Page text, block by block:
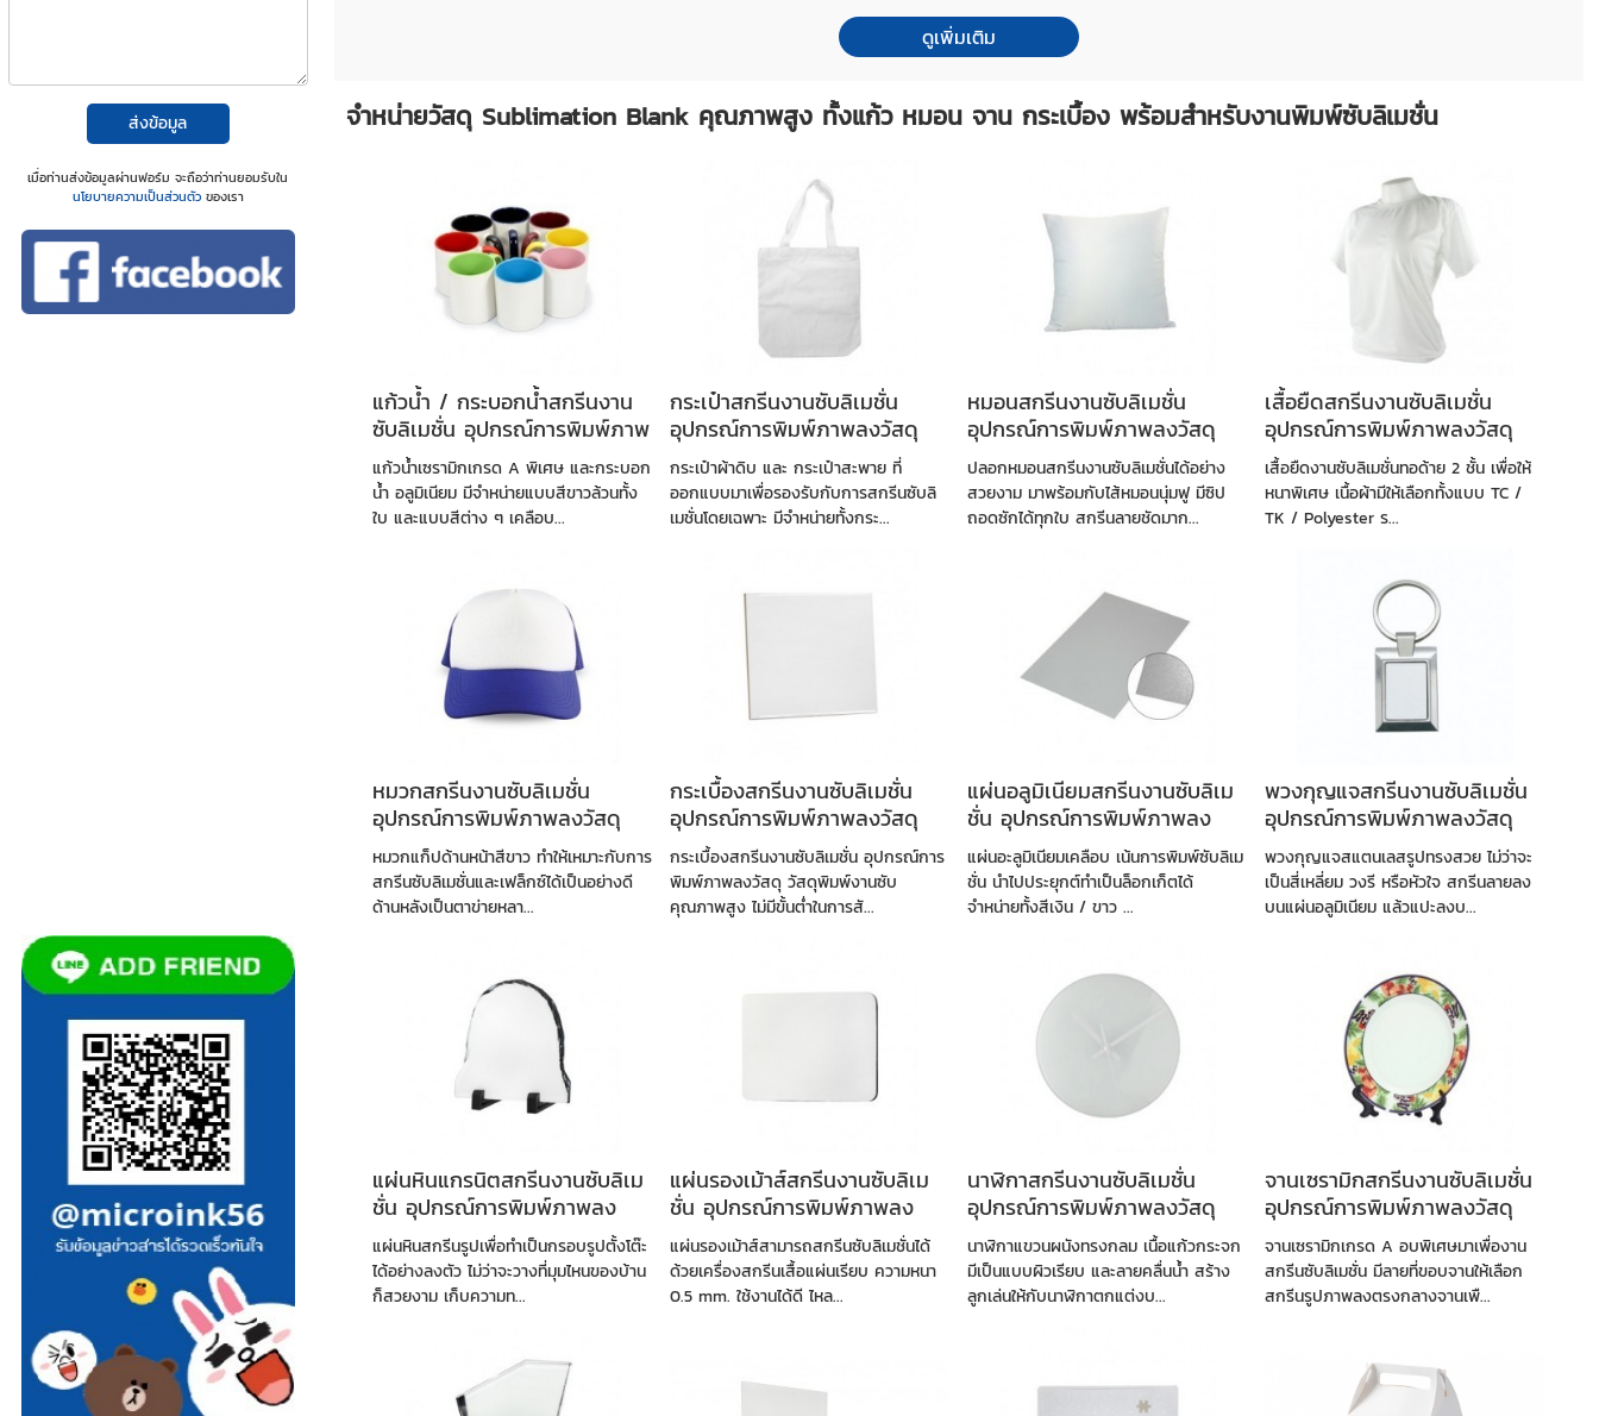
ส่งข้อมูล
เมื่อท่านส่งข้อมูลผ่านฟอร์ม จะถือว่าท่านยอมรับใน
นโยบายความเป็นส่วนตัวของเรา
ดูเพิ่มเติม
จำหน่ายวัสดุ Sublimation Blank คุณภาพสูง ทั้งแก้ว หมอน จาน กระเบื้อง พร้อมสำหรับงานพิมพ์ซับลิเมชั่น
แก้วน้ำ / กระบอกน้ำสกรีนงาน
ซับลิเมชั่น อุปกรณ์การพิมพ์ภาพ
ลงวัสดุ
แก้วน้ำเซรามิกเกรด A พิเศษ และกระบอก
น้ำ อลูมิเนียม มีจำหน่ายแบบสีขาวล้วนทั้ง
ใบ และแบบสีต่าง ๆ เคลือบ...
กระเป๋าสกรีนงานซับลิเมชั่น
อุปกรณ์การพิมพ์ภาพลงวัสดุ
กระเป๋าผ้าดิบ และ กระเป๋าสะพาย ที่
ออกแบบมาเพื่อรองรับกับการสกรีนซับลิ
เมชั่นโดยเฉพาะ มีจำหน่ายทั้งกระ...
หมอนสกรีนงานซับลิเมชั่น
อุปกรณ์การพิมพ์ภาพลงวัสดุ
ปลอกหมอนสกรีนงานซับลิเมชั่นได้อย่าง
สวยงาม มาพร้อมกับไส้หมอนนุ่มฟู มีซิป
ถอดซักได้ทุกใบ สกรีนลายชัดมาก...
เสื้อยืดสกรีนงานซับลิเมชั่น
อุปกรณ์การพิมพ์ภาพลงวัสดุ
เสื้อยืดงานซับลิเมชั่นทอด้าย 2 ชั้น เพื่อให้
หนาพิเศษ เนื้อผ้ามีให้เลือกทั้งแบบ TC /
TK / Polyester ร...
หมวกสกรีนงานซับลิเมชั่น
อุปกรณ์การพิมพ์ภาพลงวัสดุ
หมวกแก็ปด้านหน้าสีขาว ทำให้เหมาะกับการ
สกรีนซับลิเมชั่นและเฟล็กซ์ได้เป็นอย่างดี
ด้านหลังเป็นตาข่ายหลา...
กระเบื้องสกรีนงานซับลิเมชั่น
อุปกรณ์การพิมพ์ภาพลงวัสดุ
กระเบื้องสกรีนงานซับลิเมชั่น อุปกรณ์การ
พิมพ์ภาพลงวัสดุ วัสดุพิมพ์งานซับ
คุณภาพสูง ไม่มีขั้นต่ำในการสั...
แผ่นอลูมิเนียมสกรีนงานซับลิเม
ชั่น อุปกรณ์การพิมพ์ภาพลง
วัสดุ
แผ่นอะลูมิเนียมเคลือบ เน้นการพิมพ์ซับลิเม
ชั่น นำไปประยุกต์ทำเป็นล็อกเก็ตได้
จำหน่ายทั้งสีเงิน / ขาว ...
พวงกุญแจสกรีนงานซับลิเมชั่น
อุปกรณ์การพิมพ์ภาพลงวัสดุ
พวงกุญแจสแตนเลสรูปทรงสวย ไม่ว่าจะ
เป็นสี่เหลี่ยม วงรี หรือหัวใจ สกรีนลายลง
บนแผ่นอลูมิเนียม แล้วแปะลงบ...
แผ่นหินแกรนิตสกรีนงานซับลิเม
ชั่น อุปกรณ์การพิมพ์ภาพลง
วัสดุ
แผ่นหินสกรีนรูปเพื่อทำเป็นกรอบรูปตั้งโต๊ะ
ได้อย่างลงตัว ไม่ว่าจะวางที่มุมไหนของบ้าน
ก็สวยงาม เก็บความท...
แผ่นรองเม้าส์สกรีนงานซับลิเม
ชั่น อุปกรณ์การพิมพ์ภาพลง
วัสดุ
แผ่นรองเม้าส์สามารถสกรีนซับลิเมชั่นได้
ด้วยเครื่องสกรีนเสื้อแผ่นเรียบ ความหนา
0.5 mm. ใช้งานได้ดี ไหล...
นาฬิกาสกรีนงานซับลิเมชั่น
อุปกรณ์การพิมพ์ภาพลงวัสดุ
นาฬิกาแขวนผนังทรงกลม เนื้อแก้วกระจก
มีเป็นแบบผิวเรียบ และลายคลื่นน้ำ สร้าง
ลูกเล่นให้กับนาฬิกาตกแต่งบ...
จานเซรามิกสกรีนงานซับลิเมชั่น
อุปกรณ์การพิมพ์ภาพลงวัสดุ
จานเซรามิกเกรด A อบพิเศษมาเพื่องาน
สกรีนซับลิเมชั่น มีลายที่ขอบจานให้เลือก
สกรีนรูปภาพลงตรงกลางจานเพื...